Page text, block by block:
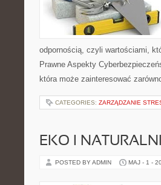
odpornością, czyli wartościami,
Prawne Aspekty
która może zainteresować
CATEGORIES: ZARZĄDZANIE
EKO I
POSTED BY ADMIN MAJ - 1 -